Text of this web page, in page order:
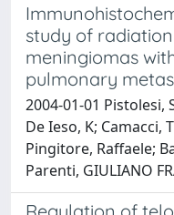
study of
meningiomas
pulmonary
2004-01-01 Pistolesi,
De Ieso, K; Camacci,
Pingitore, Raffaele;
Parenti, GIULIANO